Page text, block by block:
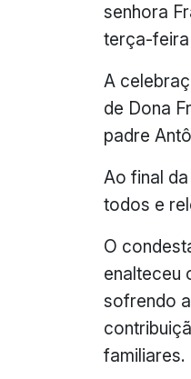
senhora
terça-feira
A
de Dona
padre
Ao final
todos e
O
enalteceu
sofrendo
familiares.